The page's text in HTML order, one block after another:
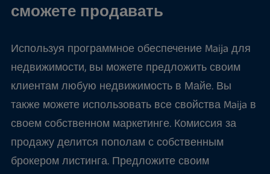
сможете продавать
Используя программное обеспечение Maija для
недвижимости, вы можете предложить своим
клиентам любую недвижимость в Майе. Вы
также можете использовать все свойства Maija в
своем собственном маркетинге. Комиссия за
продажу делится пополам с собственным
брокером листинга. Предложите своим